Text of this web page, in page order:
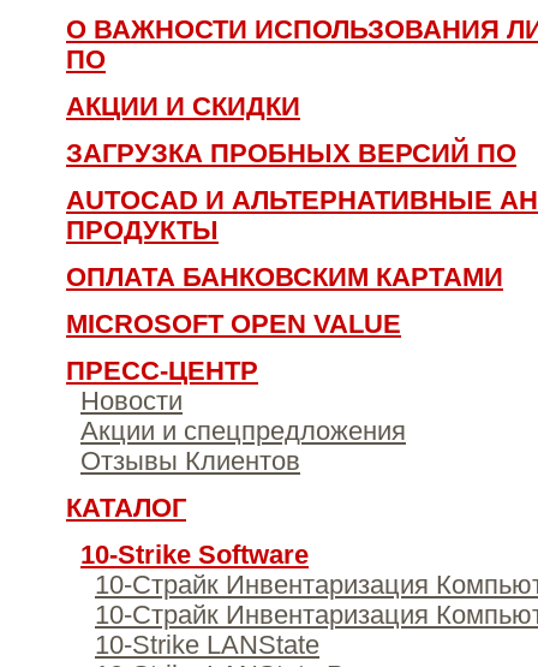
О ВАЖНОСТИ ИСПОЛЬЗОВАНИЯ
ПО
АКЦИИ И СКИДКИ
ЗАГРУЗКА ПРОБНЫХ ВЕРСИЙ ПО
AUTOCAD И АЛЬТЕРНАТИВНЫЕ
ПРОДУКТЫ
ОПЛАТА БАНКОВСКИМ КАРТАМИ
MICROSOFT OPEN VALUE
ПРЕСС-ЦЕНТР
Новости
Акции и спецпредложения
Отзывы Клиентов
КАТАЛОГ
10-Strike Software
10-Страйк Инвентаризация
10-Страйк Инвентаризация
10-Strike LANState